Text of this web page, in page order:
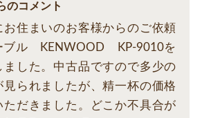
のコメント
お住まいのお客様からのご依頼
ブル KENWOOD KP-9010を
ました。中古品ですので多少の
見られましたが、精一杯の価格
ただきました。どこか不具合が